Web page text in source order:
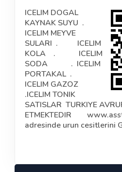
ICELIM DOGAL
KAYNAK SUYU .
ICELIM MEYVE
SULARI . ICELIM
KOLA . ICELIM
SODA . ICELIM
PORTAKAL .
ICELIM GAZOZ
.ICELIM TONIK
SATISLAR TURKIYE
ETMEKTEDIR
adresinde urun cesitlerini